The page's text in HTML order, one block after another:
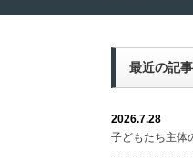
最近の記事
2026.7.28
子どもたち主体